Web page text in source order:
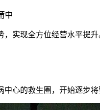
中
实现全方位经营水平提升
心的救生圈，开始逐步将